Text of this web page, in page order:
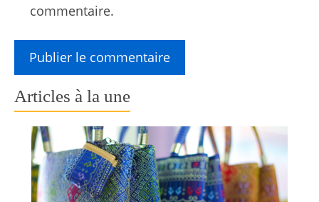
commentaire.
Articles à la une